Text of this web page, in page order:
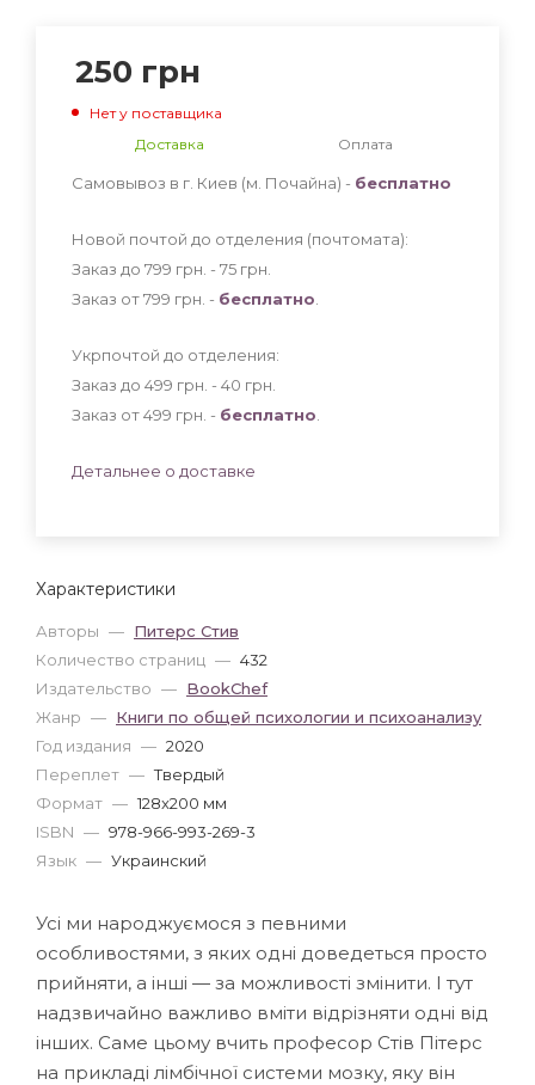
Характеристики
Авторы — Питерс Стив
Количество страниц — 432
Издательство — BookChef
Жанр — Книги по общей психологии и психоанализу
Год издания — 2020
Переплет — Твердый
Формат — 128x200 мм
ISBN — 978-966-993-269-3
Язык — Украинский
250 грн
Нет у поставщика
Доставка
Оплата
Самовывоз в г. Киев (м. Почайна) - бесплатно
Новой почтой до отделения (почтомата):
Заказ до 799 грн. - 75 грн
Заказ от 799 грн. - бесплатно
Укрпочтой до отделения:
Заказ до 499 грн. - 40 грн
Заказ от 499 грн. - бесплатно
Детальнее о доставке
Усі ми народжуємося з певними
особливостями, з яких одні доведеться просто
прийняти, а інші — за можливості змінити. І тут
надзвичайно важливо вміти відрізняти одні від
інших. Саме цьому вчить професор Стів Пітерс
на прикладі лімбічної системи мозку, яку він